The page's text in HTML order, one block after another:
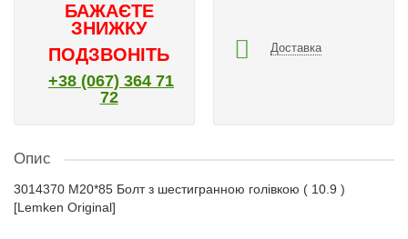
БАЖАЄТЕ
ЗНИЖКУ
ПОДЗВОНІТЬ
+38 (067) 364 71
72
Доставка
Опис
3014370 M20*85 Болт з шестигранною голівкою ( 10.9 )
[Lemken Original]